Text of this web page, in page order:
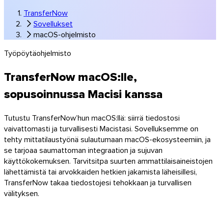
Windows
TransferNow
Sovellukset
macOS-ohjelmisto
Työpöytäohjelmisto
TransferNow macOS:lle,
sopusoinnussa Macisi kanssa
Tutustu TransferNow’hun macOS:llä: siirrä tiedostosi
vaivattomasti ja turvallisesti Macistasi. Sovelluksemme on
tehty mittatilaustyönä sulautumaan macOS-ekosysteemiin, ja
se tarjoaa saumattoman integraation ja sujuvan
käyttökokemuksen. Tarvitsitpa suurten ammattilaisaineistojen
lähettämistä tai arvokkaiden hetkien jakamista läheisillesi,
TransferNow takaa tiedostojesi tehokkaan ja turvallisen
välityksen.